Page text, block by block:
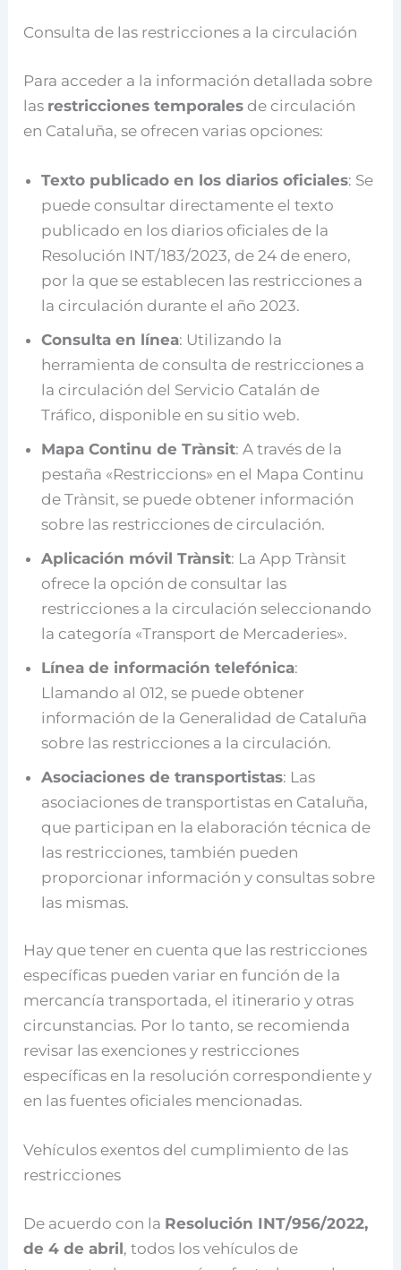
Consulta de las restricciones a la circulación
Para acceder a la información detallada sobre
las restricciones temporales de circulación
en Cataluña, se ofrecen varias opciones:
Texto publicado en los diarios oficiales: Se
puede consultar directamente el texto
publicado en los diarios oficiales de la
Resolución INT/183/2023, de 24 de enero,
por la que se establecen las restricciones a
la circulación durante el año 2023.
Consulta en línea: Utilizando la
herramienta de consulta de restricciones a
la circulación del Servicio Catalán de
Tráfico, disponible en su sitio web.
Mapa Continu de Trànsit: A través de la
pestaña «Restriccions» en el Mapa Continu
de Trànsit, se puede obtener información
sobre las restricciones de circulación.
Aplicación móvil Trànsit: La App Trànsit
ofrece la opción de consultar las
restricciones a la circulación seleccionando
la categoría «Transport de Mercaderies».
Línea de información telefónica:
Llamando al 012, se puede obtener
información de la Generalidad de Cataluña
sobre las restricciones a la circulación.
Asociaciones de transportistas: Las
asociaciones de transportistas en Cataluña,
que participan en la elaboración técnica de
las restricciones, también pueden
proporcionar información y consultas sobre
las mismas.
Hay que tener en cuenta que las restricciones
específicas pueden variar en función de la
mercancía transportada, el itinerario y otras
circunstancias. Por lo tanto, se recomienda
revisar las exenciones y restricciones
específicas en la resolución correspondiente y
en las fuentes oficiales mencionadas.
Vehículos exentos del cumplimiento de las
restricciones
De acuerdo con la Resolución INT/956/2022,
de 4 de abril, todos los vehículos de